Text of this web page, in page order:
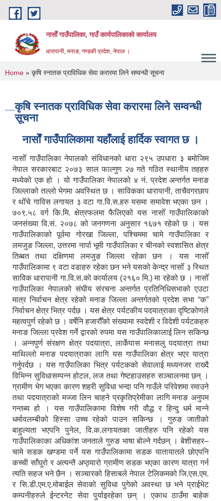
Skip to main content
नासाेँ गाउँपालिका, गाउँ कार्यपालिकाकाे कार्यालय
धारापानी, मनाङ, गण्डकी प्रदेश, नेपाल ।
You are here
Home » कृषि स्नातक प्राविधिक सेवा करारमा लिने सम्वन्धी सूचना
कृषि स्नातक प्राविधिक सेवा करारमा लिने सम्वन्धी
सूचना
नासाेँ गाउँपालिकामा यहाँलाई हार्दिक स्वागत छ ।
नासोँ गाउँपालिका नेपालको संविधानको धारा २९५ उपधारा ३ बमोजिम
नेपाल सरकारबाट २०७३ साल फाल्गुण २७ गते गठित स्थानीय तहहरु
मध्येको एक हो । यो गाउँपालिका नेपालको ४ नं. प्रदेश अन्तर्गत मनाङ
जिल्लाको तल्लो भेगमा अवस्थित छ । साविकका धारापानी‚ ताचैवगरछाप
र थोँचे गाविस लगायत ३ वटा गा.वि.स.हरु यसमा समावेश भएका छन ।
७०९.५८ वर्ग कि.मि. क्षेत्रफलमा फैलिएको यस नासोँ गाउँपालिकाको
जनसंख्या वि.सं. २०७८ को जनगणना अनुसार १६७१ रहेको छ । यस
गाउँपालिकाको पूर्वमा गोरखा जिल्ला, पश्चिममा चामे गाउँपालिका र
लमजुङ जिल्ला, उत्तरमा नार्पा भूमी गाउँपालिका र चीनको स्वशासित क्षेत्र
तिब्बत तथा दक्षिणमा लमजुङ जिल्ला रहेका छन । यस नासोँ
गाउँपालिकामा ९ वटा वडाहरु रहेका छन भने यसको केन्द्र नासोँ ३ स्थित
साविक धारापानी गा.वि.स.को कार्यालय (२१६० मि.) मा रहेको छ । नासोँ
गाउँपालिका नेपालको संघीय संरचना अन्तर्गत प्रतिनिधिसभाको एउटा
मात्र निर्वाचन क्षेत्र रहेको मनाङ जिल्ला अन्तर्गतको प्रदेश सभा “क”
निर्वाचन क्षेत्र भित्र पर्दछ । यस क्षेत्र पर्यटकीय पदयात्राका दृष्टिकोणले
महत्वपुर्ण रहेको छ । वर्षेनि हजारौँको संख्यामा स्वदेशी र विदेशी पर्यटकहरु
मनाङ जिल्ला प्रवेश गर्ने द्वारको रुपमा यस गाउँपालिकालाई लिन सकिन्छ
। अन्नपुर्ण संरक्षण क्षेत्र पदयात्रा, लार्केपास मनासलु पदयात्रा तथा
माथिल्लो मनाङ पदयात्राका लागि यस गाउँपालिका क्षेत्र भएर यात्रा
गर्नुपर्दछ । यस गाउँपालिका भित्र पर्यटकको सेवालाई मध्यनजर राख्दै
विभिन्न सुविधासम्पन्न होटल, लज तथा गेष्टहाउसहरु सञ्चालनमा छन् ।
ग्रामीण भेग भएका कारण शहरी सुविधा भन्दा पनि गाउँले परिवेशमा रमाउने
तथा पदयात्राको मज्जा लिन चाहने प्रकृतिप्रेमीका लागि मनाङ अनुपम
गन्तब्य हो । यस गाउँपालिकामा विशेष गरी वौद्ध र हिन्दु धर्म मान्ने
धर्मावलम्बीको हिस्सा उच्च रहेको पाउन सकिन्छ । गुरुङ जातीको
बाहुल्यता भएपनि पुनेल, वि.क.लगायतका जातीहरु पनि रहेको यस
गाउँपालिकाका अधिकांश जनताले गुरुङ भाषा बोल्ने गर्दछन् । बेशीसहर–
चामे सडक खण्डमा पर्ने यस गाउँपालिकामा सडक यातायातले छोएपनि
कच्ची साँघुरो र अत्यन्तै अप्ठ्यारो ग्रामीण सडक भएका कारण यात्रा गर्न
त्यति सहज भने छैन । सञ्चारको हिसाबले नेपाल टेलिकमको जि.एस.एम.
र सि.डी.एम.ए.मोबाईल सेवाको सुविधा पुगेको अवस्था छ भने प्राईभेट
कम्पनीहरुले ईन्टरनेट सेवा पुर्याइरहेका छन् । एकाध ठाउँमा बाहेक